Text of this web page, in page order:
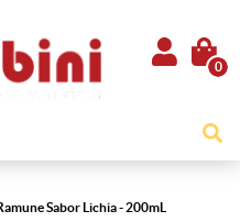
0
Sabor Lichia - 200mL